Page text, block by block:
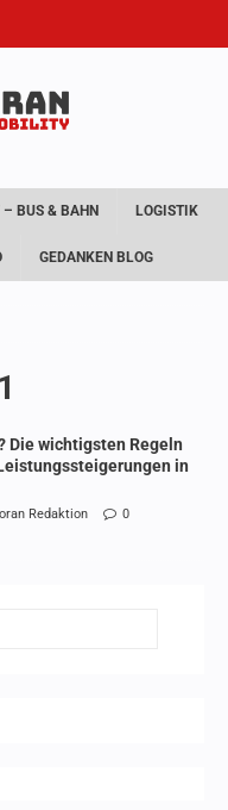
– BUS & BAHN LOGISTIK
GEDANKEN BLOG
Die wichtigsten Regeln
in
Redaktion 0